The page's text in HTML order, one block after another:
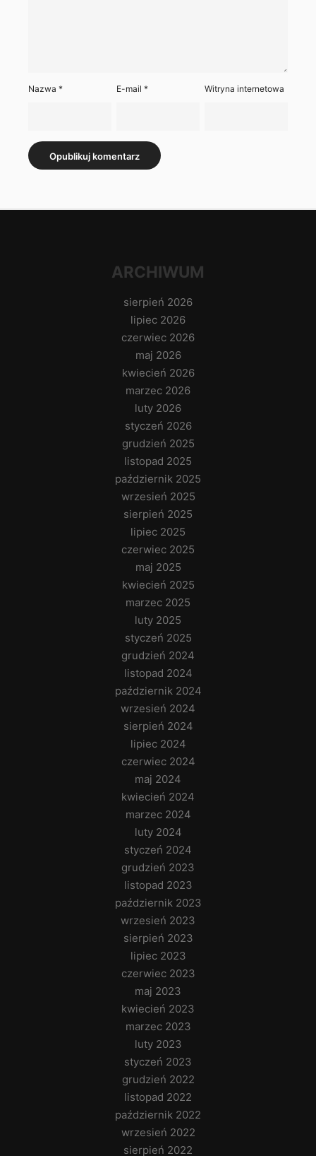
Nazwa * E-mail* Witryna internetowa
ARCHIWUM
sierpień 2026
lipiec 2026
czerwiec 2026
maj 2026
kwiecień 2026
marzec 2026
luty 2026
styczeń 2026
grudzień 2025
listopad 2025
październik 2025
wrzesień 2025
sierpień 2025
lipiec 2025
czerwiec 2025
maj 2025
kwiecień 2025
marzec 2025
luty 2025
styczeń 2025
grudzień 2024
listopad 2024
październik 2024
wrzesień 2024
sierpień 2024
lipiec 2024
czerwiec 2024
maj 2024
kwiecień 2024
marzec 2024
luty 2024
styczeń 2024
grudzień 2023
listopad 2023
październik 2023
wrzesień 2023
sierpień 2023
lipiec 2023
czerwiec 2023
maj 2023
kwiecień 2023
marzec 2023
luty 2023
styczeń 2023
grudzień 2022
listopad 2022
październik 2022
wrzesień 2022
sierpień 2022